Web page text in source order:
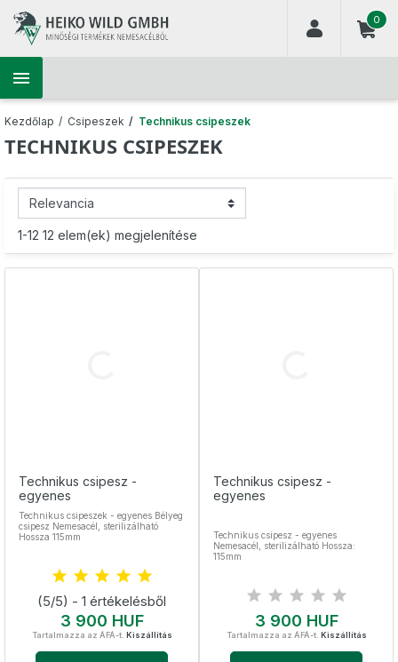
0

Kezdőlap Csipeszek Technikus csipeszek
TECHNIKUS CSIPESZEK
1-12 12 elem(ek) megjelenítése
Technikus csipesz -
egyenes
Technikus csipeszek - egyenes Bélyeg
csipesz Nemesacél, sterilizálható
Hossza 115mm
(5/5) - 1 értékelésből
Ár
3 900 HUF
Tartalmazza az ÁFÁ-t. Kiszállítás
Technikus csipesz -
egyenes
Technikus csipesz - egyenes
Nemesacél, sterilizálható Hossza:
115mm
Ár
3 900 HUF
Tartalmazza az ÁFÁ-t. Kiszállítás